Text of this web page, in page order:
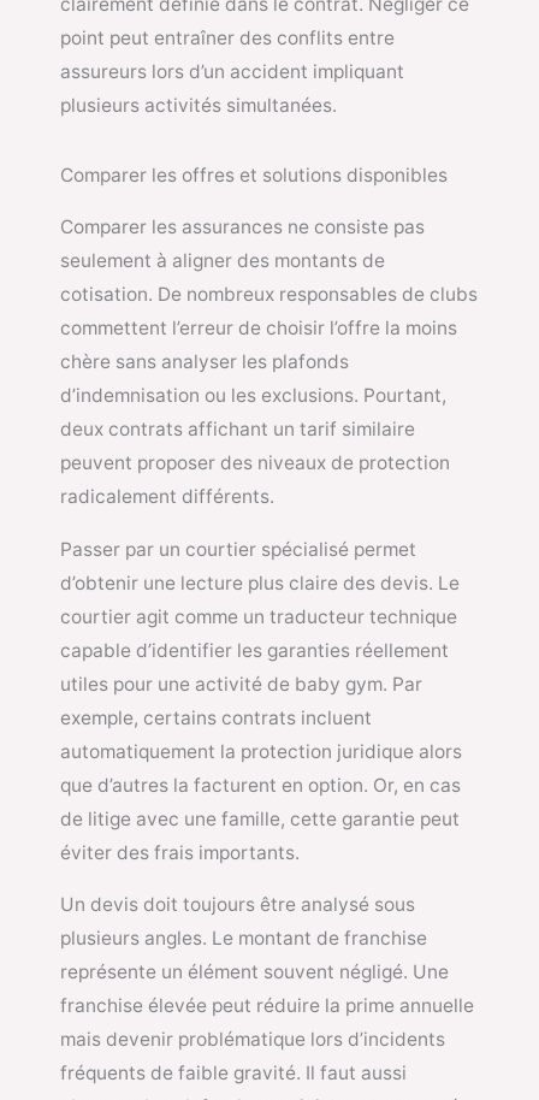
point peut entraîner des conflits entre
assureurs lors d’un accident impliquant
plusieurs activités simultanées.
Comparer les offres et solutions disponibles
Comparer les assurances ne consiste pas
seulement à aligner des montants de
cotisation. De nombreux responsables de clubs
commettent l’erreur de choisir l’offre la moins
chère sans analyser les plafonds
d’indemnisation ou les exclusions. Pourtant,
deux contrats affichant un tarif similaire
peuvent proposer des niveaux de protection
radicalement différents.
Passer par un courtier spécialisé permet
d’obtenir une lecture plus claire des devis. Le
courtier agit comme un traducteur technique
capable d’identifier les garanties réellement
utiles pour une activité de baby gym. Par
exemple, certains contrats incluent
automatiquement la protection juridique alors
que d’autres la facturent en option. Or, en cas
de litige avec une famille, cette garantie peut
éviter des frais importants.
Un devis doit toujours être analysé sous
plusieurs angles. Le montant de franchise
représente un élément souvent négligé. Une
franchise élevée peut réduire la prime annuelle
mais devenir problématique lors d’incidents
fréquents de faible gravité. Il faut aussi